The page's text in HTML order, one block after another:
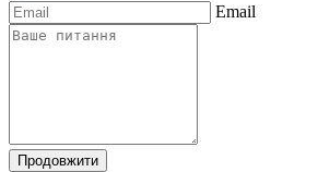
Email
Продовжити